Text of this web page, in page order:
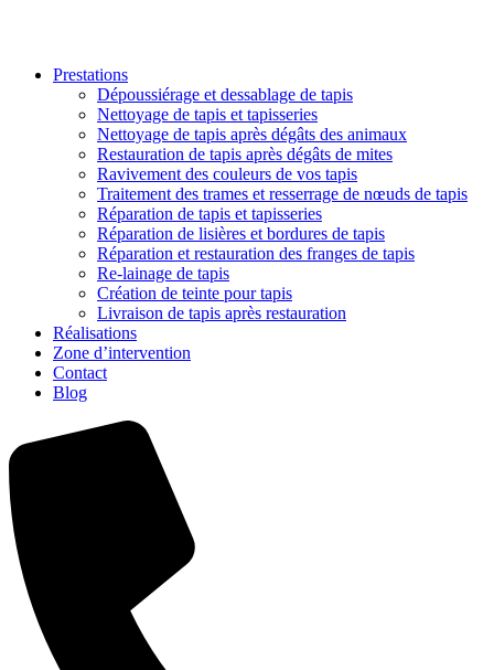
Prestations
Dépoussiérage et dessablage de tapis
Nettoyage de tapis et tapisseries
Nettoyage de tapis après dégâts des animaux
Restauration de tapis après dégâts de mites
Ravivement des couleurs de vos tapis
Traitement des trames et resserrage de nœuds de tapis
Réparation de tapis et tapisseries
Réparation de lisières et bordures de tapis
Réparation et restauration des franges de tapis
Re-lainage de tapis
Création de teinte pour tapis
Livraison de tapis après restauration
Réalisations
Zone d’intervention
Contact
Blog